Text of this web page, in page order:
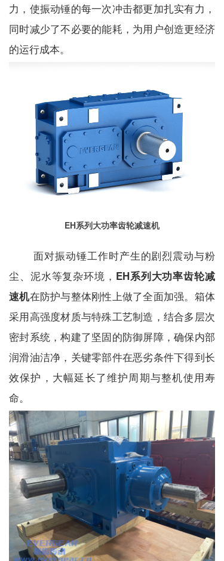
力，使振动锤的每一次冲击都更加扎实有力，
同时减少了不必要的能耗，为用户创造更经济
的运行成本。
EH系列大功率齿轮减速机
面对振动锤工作时产生的剧烈震动与粉
尘、泥水等复杂环境， EH系列大功率齿轮减
速机在防护与整体刚性上做了全面加强。箱体
采用高强度材质与特殊工艺制造，结合多层次
密封系统，构建了坚固的防御屏障，确保内部
润滑油洁净，关键零部件在恶劣条件下得到长
效保护，大幅延长了维护周期与整机使用寿
命。